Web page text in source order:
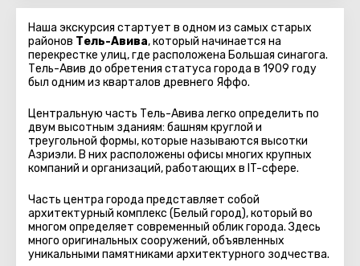
Наша экскурсия стартует в одном из самых старых
районов Тель-Авива, который начинается на
перекрестке улиц, где расположена Большая синагога.
Тель-Авив до обретения статуса города в 1909 году
был одним из кварталов древнего Яффо.
Центральную часть Тель-Авива легко определить по
двум высотным зданиям: башням круглой и
треугольной формы, которые называются высотки
Азриэли. В них расположены офисы многих крупных
компаний и организаций, работающих в IT-сфере.
Часть центра города представляет собой
архитектурный комплекс (Белый город), который во
многом определяет современный облик города. Здесь
много оригинальных сооружений, объявленных
уникальными памятниками архитектурного зодчества.